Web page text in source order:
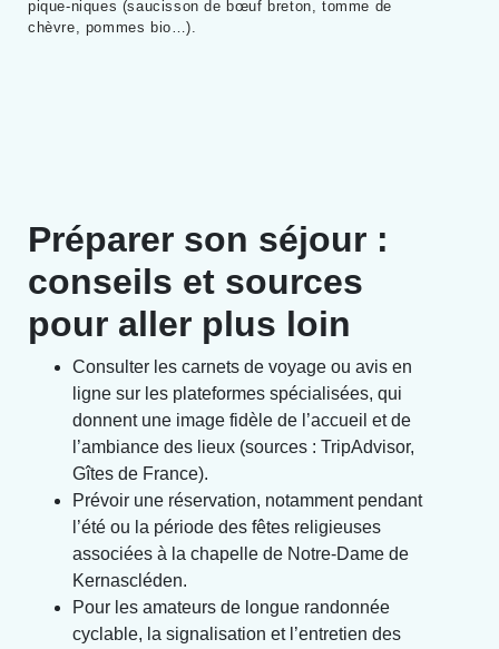
pique-niques (saucisson de bœuf breton, tomme de
chèvre, pommes bio…).
Préparer son séjour :
conseils et sources
pour aller plus loin
Consulter les carnets de voyage ou avis en
ligne sur les plateformes spécialisées, qui
donnent une image fidèle de l’accueil et de
l’ambiance des lieux (sources : TripAdvisor,
Gîtes de France).
Prévoir une réservation, notamment pendant
l’été ou la période des fêtes religieuses
associées à la chapelle de Notre-Dame de
Kernascléden.
Pour les amateurs de longue randonnée
cyclable, la signalisation et l’entretien des